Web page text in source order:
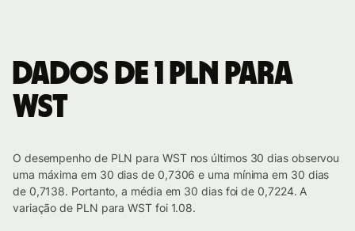
Dados de 1 PLN para
WST
O desempenho de PLN para WST nos últimos 30 dias observou
uma máxima em 30 dias de 0,7306 e uma mínima em 30 dias
de 0,7138. Portanto, a média em 30 dias foi de 0,7224. A
variação de PLN para WST foi 1.08.